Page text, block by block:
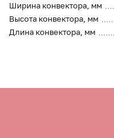
Ширина конвектора, мм
Высота конвектора, мм
Длина конвектора, мм